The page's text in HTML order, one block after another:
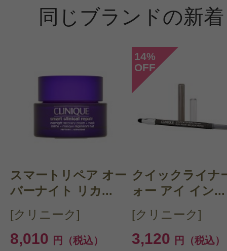
すべての21件のクチコミを見
このコスメのレビューを書いて
クチコミを投稿する
らクチコミ投稿すると1 商品に
ントプレゼント！
同じブランドの新
スマートリペア オー
バーナイト リカ...
[クリニーク]
8,010 円（税込）
14%
OFF
クイックライナ
ォー アイ イン...
[クリニーク]
3,120 円（税込）